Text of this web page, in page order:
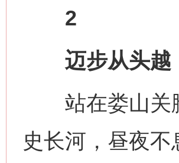
2
迈步从头越
站在娄山关脚
史长河，昼夜